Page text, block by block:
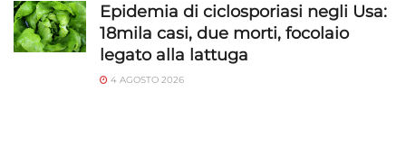
Epidemia di ciclosporiasi negli Usa:
18mila casi, due morti, focolaio
legato alla lattuga
4 AGOSTO 2026